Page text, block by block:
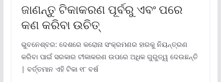
ଜାଣନ୍ତୁ ଟିକାକରଣ ପୂର୍ବରୁ ଏବଂ ପରେ
କଣ କରିବା ଉଚିତ୍
ଭୁବନେଶ୍ବର: ଦେଶରେ କରୋନା ସଂକ୍ରମଣର ହାରକୁ ନିୟନ୍ତ୍ରଣ
କରିବା ପାଇଁ ସରକାର ଟୀକାକରଣ ଉପରେ ଅଧିକ ଗୁରୁତ୍ୱ ଦେଉଛନ୍ତି
| ବର୍ତ୍ତମାନ ଏହି ଟିକା ୧୮ ବର୍ଷ